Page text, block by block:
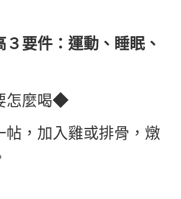
要件：運動、睡眠、
怎麼喝◆
帖，加入雞或排骨，燉